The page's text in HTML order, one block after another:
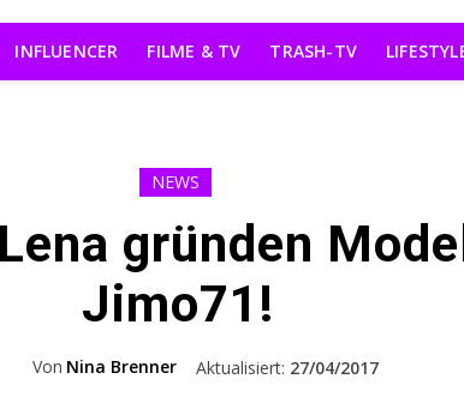
INFLUENCER FILME & TV TRASH-TV
NEWS
gründen
Jimo71!
Von Nina Brenner Aktualisiert: 27/04/2017